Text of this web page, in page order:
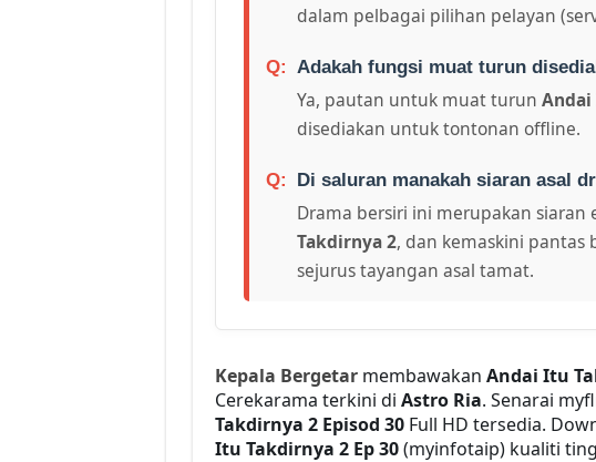
dalam pelbagai pilihan pelayan
Adakah fungsi muat turun
Ya, pautan untuk muat turun
disediakan untuk tontonan offline.
Di saluran manakah siaran asal
Drama bersiri ini merupakan siaran
Takdirnya 2, dan kemaskini
sejurus tayangan asal tamat.
Kepala Bergetarmembawakan Andai Itu
Cerekarama terkini di Astro Ria. Senarai
Takdirnya 2 Episod 30Full HD tersedia.
Itu Takdirnya 2 Ep 30(myinfotaip) kualiti